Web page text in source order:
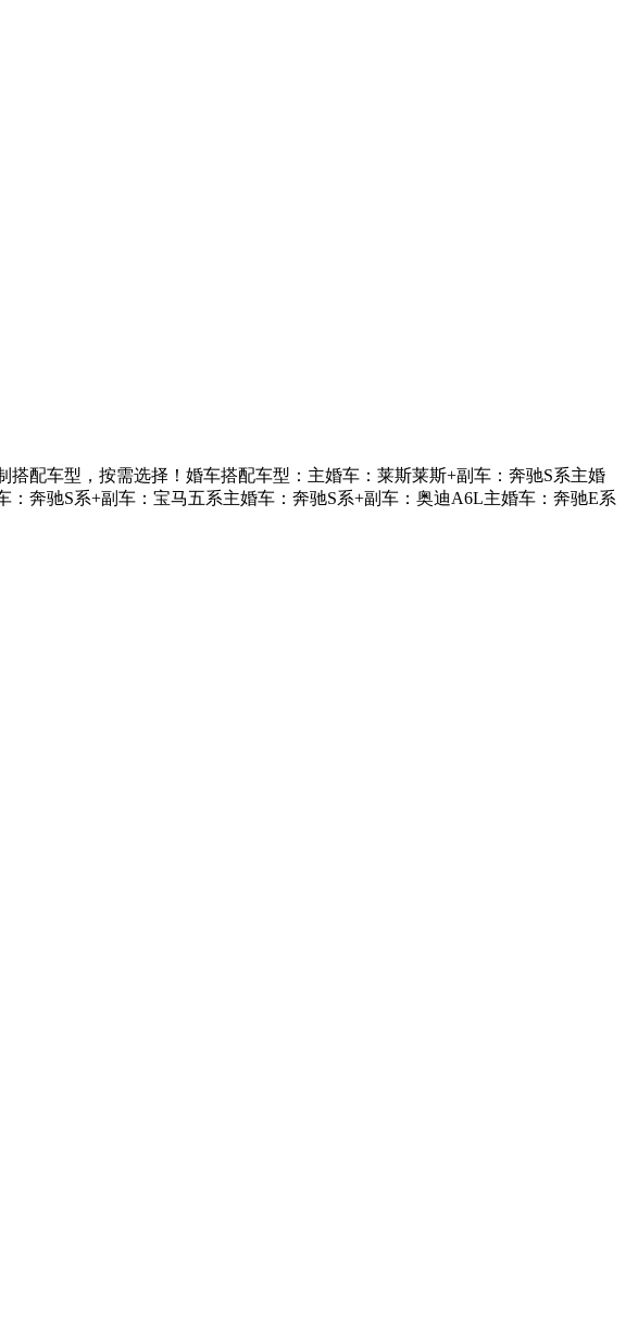
配车型，按需选择！婚车搭配车型：主婚车：莱斯莱斯+副车：奔驰S系主婚
奔驰S系+副车：宝马五系主婚车：奔驰S系+副车：奥迪A6L主婚车：奔驰E系